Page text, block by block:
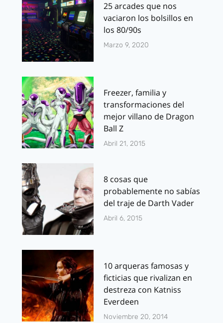
25 arcades que nos
vaciaron los bolsillos en
los 80/90s
Marzo 9, 2020
Freezer, familia y
transformaciones del
mejor villano de Dragon
Ball Z
Abril 21, 2015
8 cosas que
probablemente no sabías
del traje de Darth Vader
Abril 6, 2015
10 arqueras famosas y
ficticias que rivalizan en
destreza con Katniss
Everdeen
Noviembre 20, 2014